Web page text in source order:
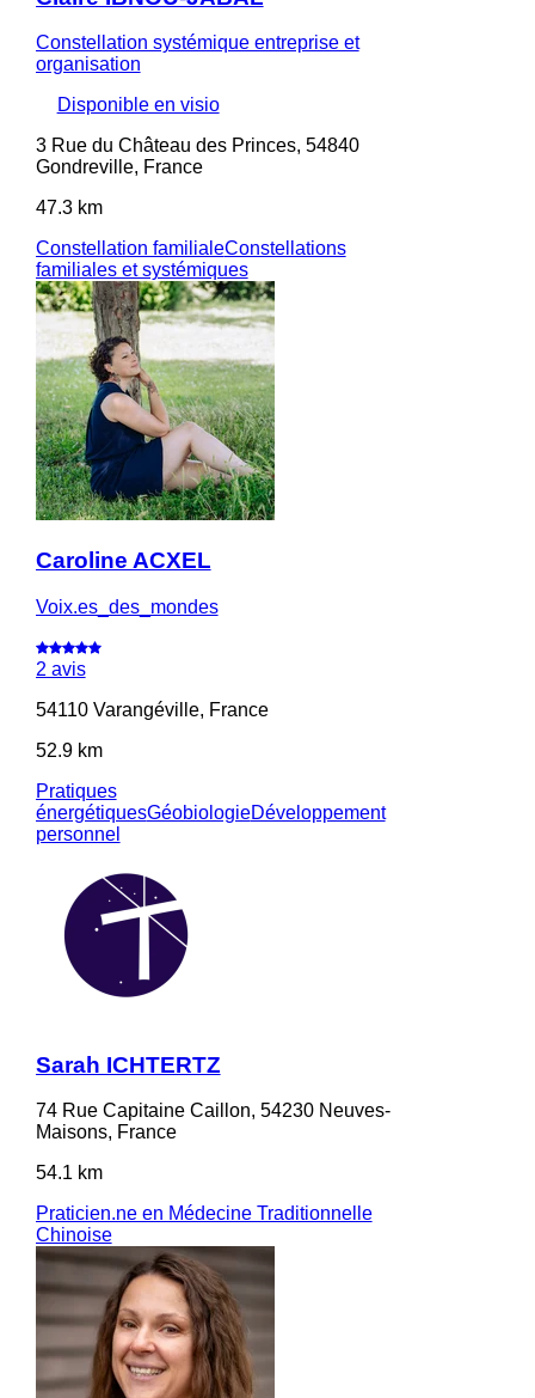
Constellation systémique entreprise et
organisation
Disponible en visio
3 Rue du Château des Princes, 54840
Gondreville, France
47.3 km
Constellation familialeConstellations
familiales et systémiques
Caroline ACXEL
Voix.es_des_mondes
2 avis
54110 Varangéville, France
52.9 km
Pratiques
énergétiquesGéobiologieDéveloppement
personnel
Sarah ICHTERTZ
74 Rue Capitaine Caillon, 54230 Neuves-
Maisons, France
54.1 km
Praticien.ne en Médecine Traditionnelle
Chinoise